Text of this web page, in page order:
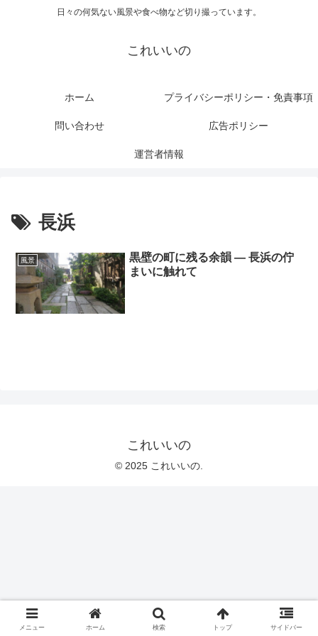
日々の何気ない風景や食べ物など切り撮っています。
これいいの
ホーム プライバシーポリシー・免責事項
問い合わせ 広告ポリシー
運営者情報
長浜
風景
黒壁の町に残る余韻 ― 長浜の佇
まいに触れて
これいいの
© 2025 これいいの.
メニュー ホーム 検索 トップ サイドバー